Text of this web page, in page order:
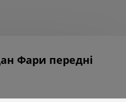
Фари передні